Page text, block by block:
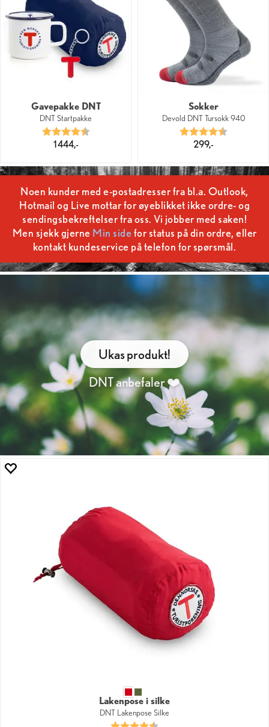
Gavepakke DNT
DNT Startpakke
Karakter:
4.4 av 5 mulige
1 444,-
Sokker
Devold DNT Tursokk 940
Karakter:
4.6 av 5
299,-
Noen kunder med e-postadresser fra bl.a. Outlook,
Hotmail og Live mottar for øyeblikket ikke ordre- og
sendingsbekreftelser fra oss. Vi jobber med saken!
Men sjekk gjerne Min sidefor status på din ordre, eller
kontakt kundeservice på telefon for spørsmål.
Ukas produkt!
DNT anbefaler ❤️
Lakenpose i silke
DNT Lakenpose Silke
Karakter: